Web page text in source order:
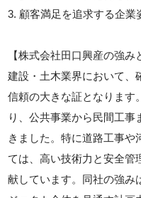
3. 顧客満足を追求する企業
【株式会社田口興産の強み
建設・土木業界において、
信頼の大きな証となります
り、公共事業から民間工事
きました。特に道路工事や
ては、高い技術力と安全管
献しています。同社の強み